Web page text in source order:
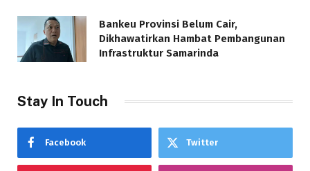
Bankeu Provinsi Belum Cair,
Dikhawatirkan Hambat Pembangunan
Infrastruktur Samarinda
Stay In Touch
Facebook Twitter